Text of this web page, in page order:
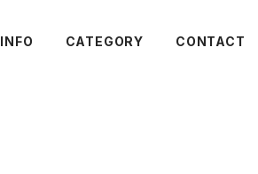
INFO CATEGORY CONTACT